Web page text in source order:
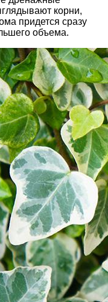
корни,
придется сразу
объема.